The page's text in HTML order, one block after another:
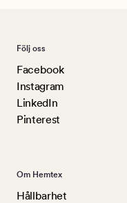
Följ oss
Facebook
Instagram
LinkedIn
Pinterest
Om Hemtex
Hållbarhet